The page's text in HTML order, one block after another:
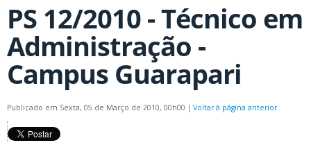
PS 12/2010 - Técnico em
Administração -
Campus Guarapari
Publicado em Sexta, 05 de Março de 2010, 00h00 | Voltar à página anterior